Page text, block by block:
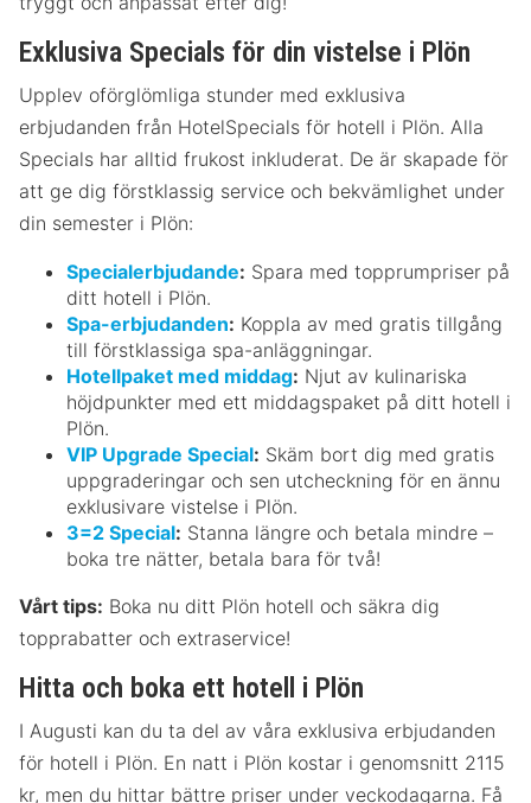
Exklusiva Specials för din vistelse i Plön
Upplev oförglömliga stunder med exklusiva
erbjudanden från HotelSpecials för hotell i Plön. Alla
Specials har alltid frukost inkluderat. De är skapade för
att ge dig förstklassig service och bekvämlighet under
din semester i Plön:
Specialerbjudande: Spara med topprumpriser på
ditt hotell i Plön.
Spa-erbjudanden: Koppla av med gratis tillgång
till förstklassiga spa-anläggningar.
Hotellpaket med middag: Njut av kulinariska
höjdpunkter med ett middagspaket på ditt hotell i
Plön.
VIP Upgrade Special: Skäm bort dig med gratis
uppgraderingar och sen utcheckning för en ännu
exklusivare vistelse i Plön.
3=2 Special: Stanna längre och betala mindre –
boka tre nätter, betala bara för två!
Vårt tips: Boka nu ditt Plön hotell och säkra dig
topprabatter och extraservice!
Hitta och boka ett hotell i Plön
I Augusti kan du ta del av våra exklusiva erbjudanden
för hotell i Plön. En natt i Plön kostar i genomsnitt 2115
kr, men du hittar bättre priser under veckodagarna. Få